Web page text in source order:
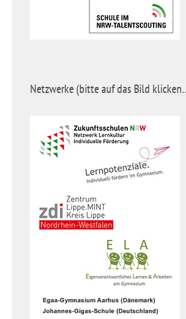
Netzwerke (bitte auf das Bild